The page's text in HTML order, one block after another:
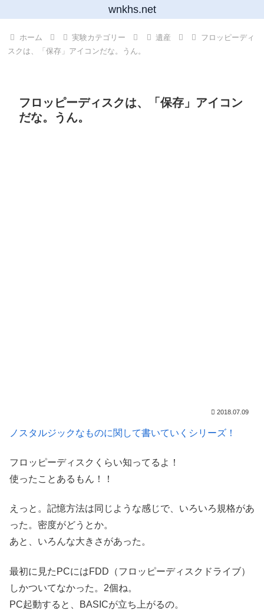
wnkhs.net
ホーム 実験カテゴリー 遺産
フロッピーディ
スクは、「保存」アイコンだな。うん。
フロッピーディスクは、「保存」アイコン
だな。うん。
2018.07.09
ノスタルジックなものに関して書いていくシリーズ！
フロッピーディスクくらい知ってるよ！
使ったことあるもん！！
えっと。記憶方法は同じような感じで、いろいろ規格があ
った。密度がどうとか。
あと、いろんな大きさがあった。
最初に見たPCにはFDD（フロッピーディスクドライブ）
しかついてなかった。2個ね。
PC起動すると、BASICが立ち上がるの。